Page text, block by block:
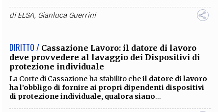
diELSA, Gianluca Guerrini
DIRITTO / Cassazione Lavoro: il datore di lavoro
deve provvedere al lavaggio dei Dispositivi di
protezione individuale
La Corte di Cassazione ha stabilito cheil datore di lavoro
ha l’obbligo di fornire ai propri dipendenti dispositivi
di protezione individuale, qualora siano...